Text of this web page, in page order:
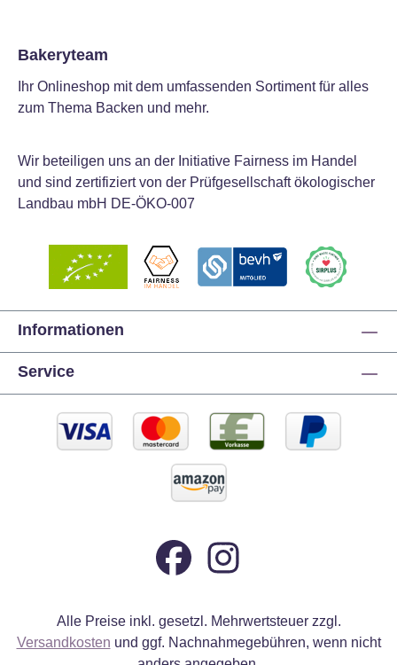
Bakeryteam
Ihr Onlineshop mit dem umfassenden Sortiment für alles
zum Thema Backen und mehr.
Wir beteiligen uns an der Initiative Fairness im Handel
und sind zertifiziert von der Prüfgesellschaft ökologischer
Landbau mbH DE-ÖKO-007
Informationen
Service
Alle Preise inkl. gesetzl. Mehrwertsteuer zzgl.
Versandkosten und ggf. Nachnahmegebühren, wenn nicht